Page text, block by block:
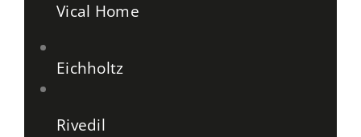
Vical Home
Eichholtz
Rivedil